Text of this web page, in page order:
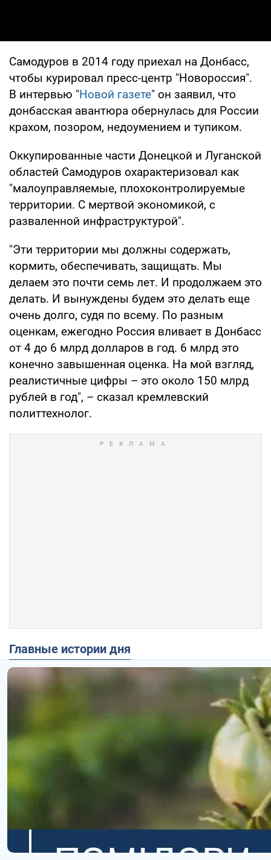
Самодуров в 2014 году приехал на Донбасс,
чтобы курировал пресс-центр "Новороссия".
В интервью "Новой газете" он заявил, что
донбасская авантюра обернулась для России
крахом, позором, недоумением и тупиком.
Оккупированные части Донецкой и Луганской
областей Самодуров охарактеризовал как
"малоуправляемые, плохоконтролируемые
территории. С мертвой экономикой, с
разваленной инфраструктурой".
"Эти территории мы должны содержать,
кормить, обеспечивать, защищать. Мы
делаем это почти семь лет. И продолжаем это
делать. И вынуждены будем это делать еще
очень долго, судя по всему. По разным
оценкам, ежегодно Россия вливает в Донбасс
от 4 до 6 млрд долларов в год. 6 млрд это
конечно завышенная оценка. На мой взгляд,
реалистичные цифры – это около 150 млрд
рублей в год", – сказал кремлевский
политтехнолог.
Главные истории дня